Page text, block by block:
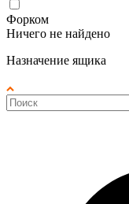
Форком
Ничего не найдено
Назначение ящика